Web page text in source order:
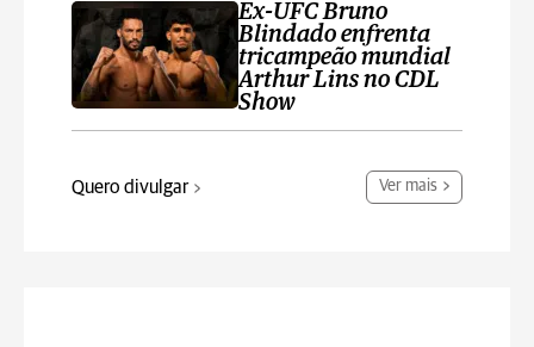
Ex-UFC Bruno
Blindado enfrenta
tricampeão mundial
Arthur Lins no CDL
Show
Quero divulgar Ver mais